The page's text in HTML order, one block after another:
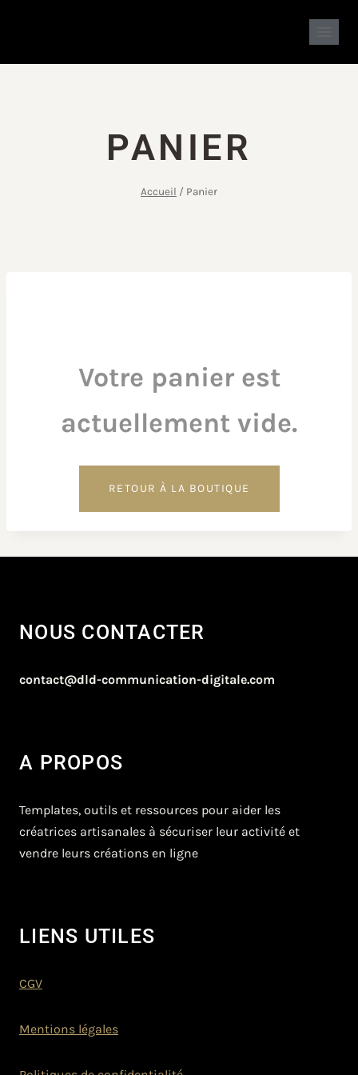
PANIER
Accueil / Panier
Votre panier est
actuellement vide.
RETOUR À LA BOUTIQUE
NOUS CONTACTER
contact@dld-communication-digitale.com
A PROPOS
Templates, outils et ressources pour aider les
créatrices artisanales à sécuriser leur activité et
vendre leurs créations en ligne
LIENS UTILES
CGV
Mentions légales